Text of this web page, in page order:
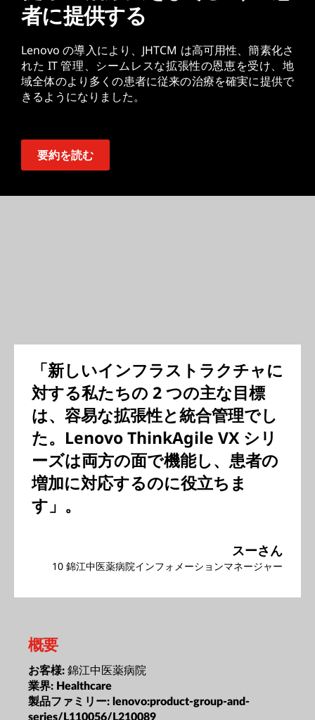
者に提供する
Lenovo の導入により、JHTCM は高可用性、簡素化さ
れた IT 管理、シームレスな拡張性の恩恵を受け、地
域全体のより多くの患者に従来の治療を確実に提供で
きるようになりました。
要約を読む
「新しいインフラストラクチャに
対する私たちの 2 つの主な目標
は、容易な拡張性と統合管理でし
た。Lenovo ThinkAgile VX シリ
ーズは両方の面で機能し、患者の
増加に対応するのに役立ちま
す」。
スーさん
10 錦江中医薬病院インフォメーションマネージャー
概要
お客様: 錦江中医薬病院
業界: Healthcare
製品ファミリー: lenovo:product-group-and-
series/L110056/L210089